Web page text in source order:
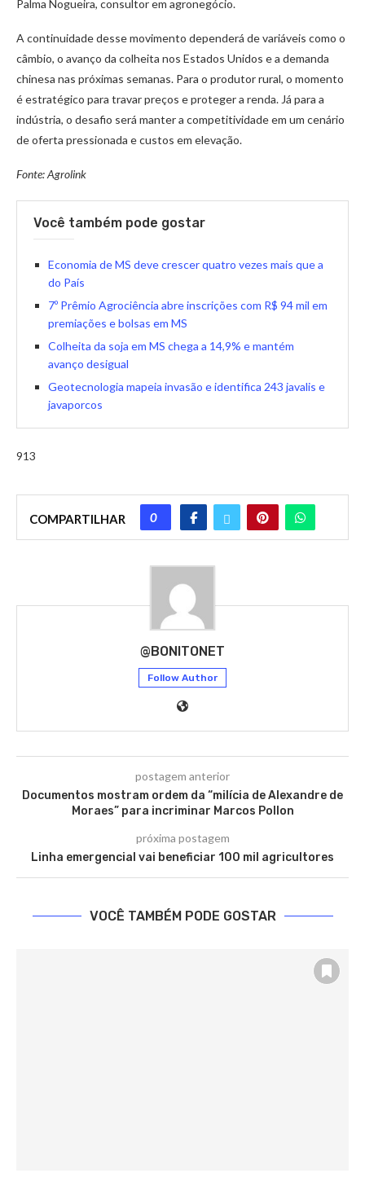
Palma Nogueira, consultor em agronegócio.
A continuidade desse movimento dependerá de variáveis como o
câmbio, o avanço da colheita nos Estados Unidos e a demanda
chinesa nas próximas semanas. Para o produtor rural, o momento
é estratégico para travar preços e proteger a renda. Já para a
indústria, o desafio será manter a competitividade em um cenário
de oferta pressionada e custos em elevação.
Fonte: Agrolink
Você também pode gostar
Economia de MS deve crescer quatro vezes mais que a
do País
7º Prêmio Agrociência abre inscrições com R$ 94 mil em
premiações e bolsas em MS
Colheita da soja em MS chega a 14,9% e mantém
avanço desigual
Geotecnologia mapeia invasão e identifica 243 javalis e
javaporcos
913
COMPARTILHAR 0
@BONITONET
Follow Author
postagem anterior
Documentos mostram ordem da “milícia de Alexandre de
Moraes” para incriminar Marcos Pollon
próxima postagem
Linha emergencial vai beneficiar 100 mil agricultores
VOCÊ TAMBÉM PODE GOSTAR